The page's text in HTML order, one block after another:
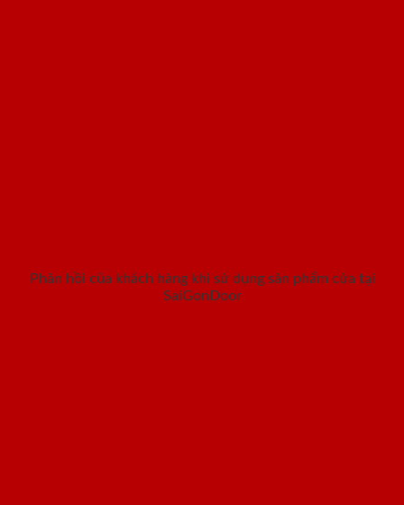
Phản hồi của khách hàng khi sử dụng sản phẩm cửa tại
SaiGonDoor